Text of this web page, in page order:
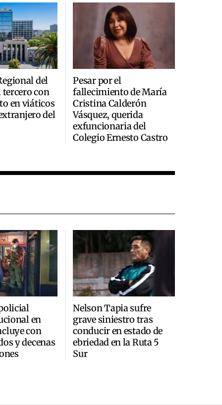
del
tercero con
en viáticos
del
Pesar por el
fallecimiento de María
Cristina Calderón
Vásquez, querida
exfuncionaria del
Colegio Ernesto Castro
en
con
y decenas
Nelson Tapia sufre
grave siniestro tras
conducir en estado de
ebriedad en la Ruta 5
Sur